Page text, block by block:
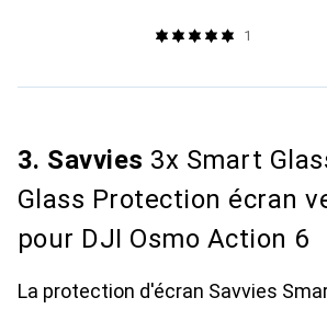
Schutz
1
3. Savvies 3x Smart
Glass Protection écran
pour DJI Osmo Action 6
La protection d'écran Savvies